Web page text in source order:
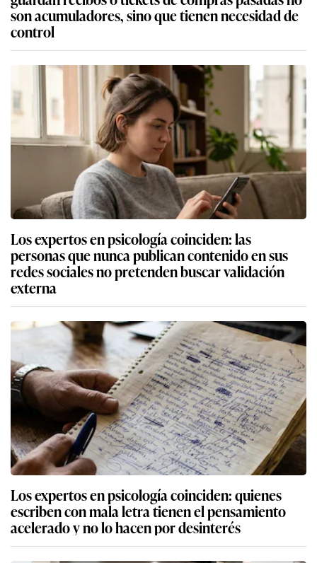
son acumuladores, sino que tienen necesidad de
control
Los expertos en psicología coinciden: las
personas que nunca publican contenido en sus
redes sociales no pretenden buscar validación
externa
Los expertos en psicología coinciden: quienes
escriben con mala letra tienen el pensamiento
acelerado y no lo hacen por desinterés